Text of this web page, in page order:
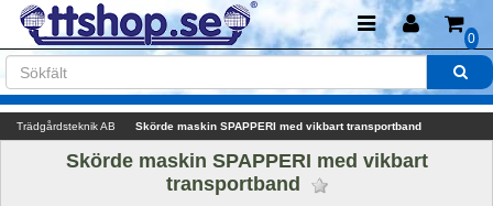
0
Trädgårdsteknik AB Skörde maskin SPAPPERI med vikbart transportband
Skörde maskin SPAPPERI med vikbart
transportband